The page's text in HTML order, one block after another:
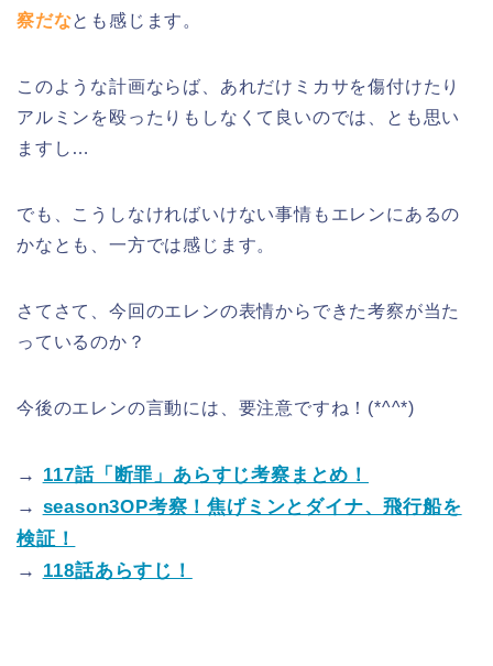
察だなとも感じます。
このような計画ならば、あれだけミカサを傷付けたり
アルミンを殴ったりもしなくて良いのでは、とも思い
ますし…
でも、こうしなければいけない事情もエレンにあるの
かなとも、一方では感じます。
さてさて、今回のエレンの表情からできた考察が当た
っているのか？
今後のエレンの言動には、要注意ですね！(*^^*)
→ 117話「断罪」あらすじ考察まとめ！
→ season3OP考察！焦げミンとダイナ、飛行船を
検証！
→ 118話あらすじ！